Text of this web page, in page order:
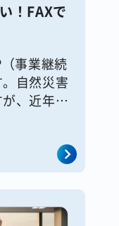
！FAXで
事業継続
自然災害
、近年は
極めて深
[&hellip;]